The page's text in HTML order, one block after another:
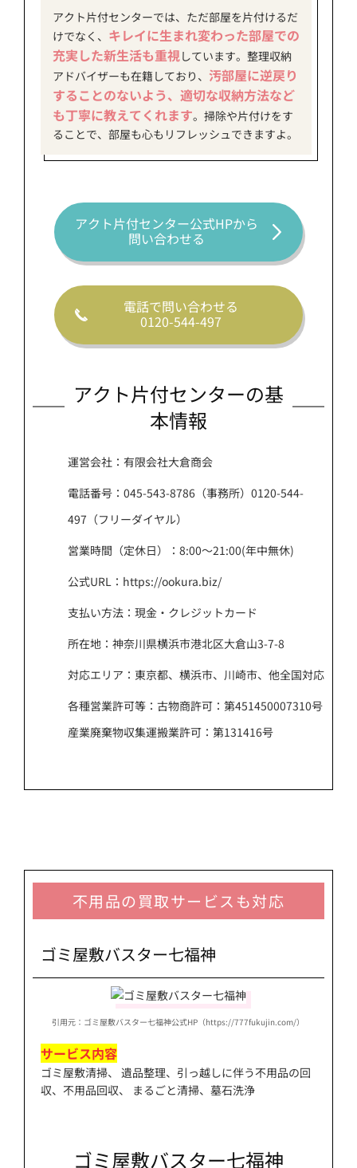
アクト片付センターでは、ただ部屋を片付けるだ
けでなく、 キレイに生まれ変わった部屋での
充実した新生活も重視しています。整理収納
アドバイザーも在籍しており、 汚部屋に逆戻り
することのないよう、適切な収納方法など
も丁寧に教えてくれます。掃除や片付けをす
ることで、部屋も心もリフレッシュできますよ。
アクト片付センター公式HPから
問い合わせる
電話で問い合わせる
0120-544-497
アクト片付センターの基
本情報
運営会社：有限会社大倉商会
電話番号：045-543-8786（事務所）0120-544-
497（フリーダイヤル）
営業時間（定休日）：8:00～21:00(年中無休)
公式URL：https://ookura.biz/
支払い方法：現金・クレジットカード
所在地：神奈川県横浜市港北区大倉山3-7-8
対応エリア：東京都、横浜市、川崎市、他全国対応
各種営業許可等：古物商許可：第451450007310号
産業廃棄物収集運搬業許可：第131416号
不用品の買取サービスも対応
ゴミ屋敷バスター七福神
引用元：ゴミ屋敷バスター七福神公式HP（https://777fukujin.com/）
サービス内容
ゴミ屋敷清掃、 遺品整理、引っ越しに伴う不用品の回
収、不用品回収、 まるごと清掃、墓石洗浄
ゴミ屋敷バスター七福神